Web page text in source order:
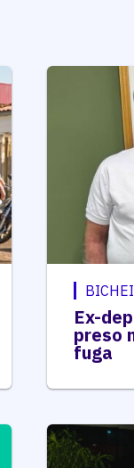
Ex-
preso
fuga